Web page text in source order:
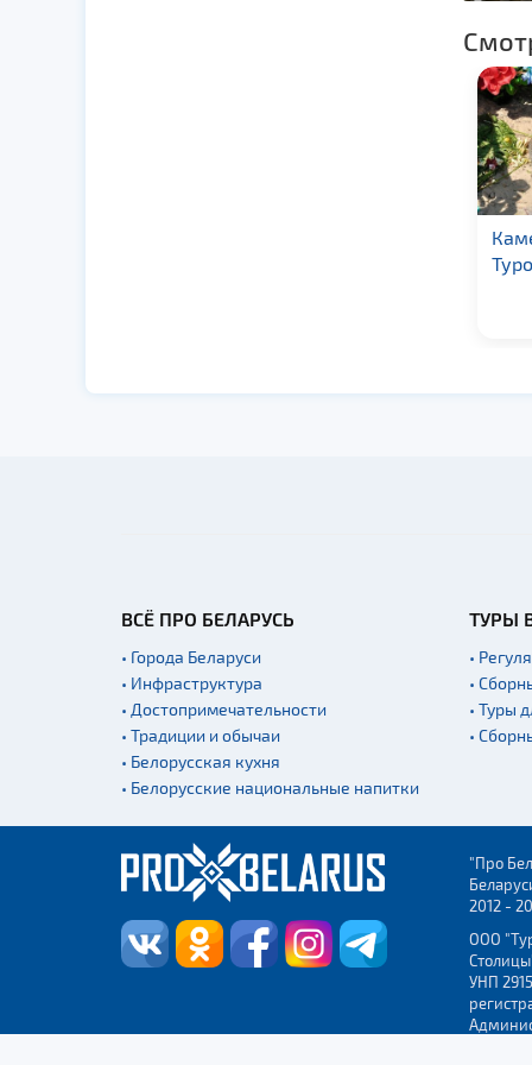
ВСЁ ПРО БЕЛАРУСЬ
• Города Беларуси
• Инфраструктура
• Достопримечательности
• Традиции и обычаи
• Белорусская кухня
• Белорусские национальные напитки
ТУРЫ
•
•
• Туры
•
"Про
2012 -
ООО
УНП